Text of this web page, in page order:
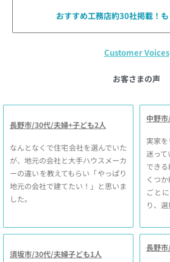
おすすめ工務店約30社掲載！
Customer Voices
お客さまの声
長野市/30代/夫婦+子ども2人
なんとなくで住宅会社を選んでいた
が、地元の会社と大手ハウスメーカ
ーの違いを教えてもらい「やっぱり
地元の会社で建てたい！」と思いま
した。
中野
実家
迷っ
でき
くつ
ごと
り、選
須坂市/30代/夫婦子ども1人
長野